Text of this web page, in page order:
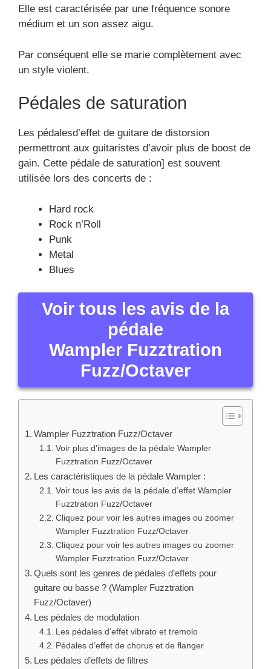
Elle est caractérisée par une fréquence sonore
médium et un son assez aigu.
Par conséquent elle se marie complètement avec
un style violent.
Pédales de saturation
Les pédalesd’effet de guitare de distorsion
permettront aux guitaristes d’avoir plus de boost de
gain. Cette pédale de saturation] est souvent
utilisée lors des concerts de :
Hard rock
Rock n’Roll
Punk
Metal
Blues
Voir tous les avis de la
pédale
Wampler Fuzztration
Fuzz/Octaver
Wampler Fuzztration Fuzz/Octaver
Voir plus d’images de la pédale Wampler
Fuzztration Fuzz/Octaver
Les caractéristiques de la pédale Wampler :
Voir tous les avis de la pédale d’effet Wampler
Fuzztration Fuzz/Octaver
Cliquez pour voir les autres images ou zoomer
Wampler Fuzztration Fuzz/Octaver
Cliquez pour voir les autres images ou zoomer
Wampler Fuzztration Fuzz/Octaver
Quels sont les genres de pédales d’effets pour
guitare ou basse ? (Wampler Fuzztration
Fuzz/Octaver)
Les pédales de modulation
Les pédales d’effet vibrato et tremolo
Pédales d’effet de chorus et de flanger
Les pédales d’effets de filtres